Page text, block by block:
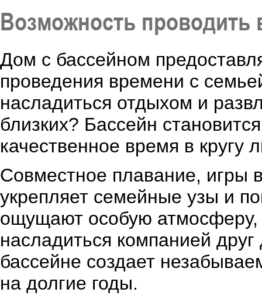
Возможность проводить
Дом с бассейном
проведения времени с
насладиться отдыхом и
близких? Бассейн
качественное время в
Совместное плавание, игры
укрепляет семейные узы и
ощущают особую
насладиться компанией
бассейне создает
на долгие годы.